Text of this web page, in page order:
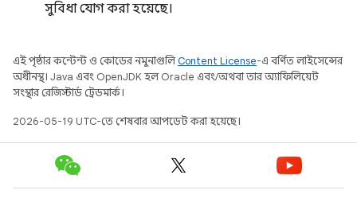
সুবিধা যোগ করা হয়েছে।
এই পৃষ্ঠার কন্টেন্ট ও কোডের নমুনাগুলিContent License-এ বর্ণিত লাইসেন্সের
অধীনস্থ। Java এবং OpenJDK হল Oracle এবং/অথবা তার অ্যাফিলিয়েট
সংস্থার রেজিস্টার্ড ট্রেডমার্ক।
2026-05-19 UTC-তে শেষবার আপডেট করা হয়েছে।